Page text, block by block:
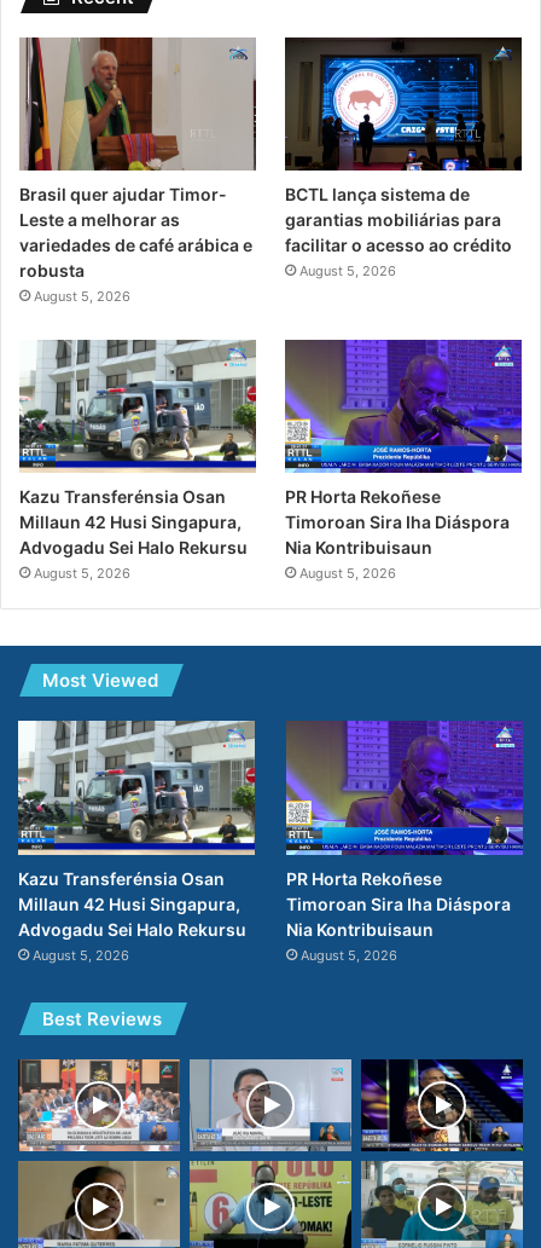
Brasil quer ajudar Timor-
Leste a melhorar as
variedades de café arábica e
robusta
August 5, 2026
BCTL lança sistema de
garantias mobiliárias para
facilitar o acesso ao crédito
August 5, 2026
Kazu Transferénsia Osan
Millaun 42 Husi Singapura,
Advogadu Sei Halo Rekursu
August 5, 2026
PR Horta Rekoñese
Timoroan Sira Iha Diáspora
Nia Kontribuisaun
August 5, 2026
Most Viewed
Kazu Transferénsia Osan
Millaun 42 Husi Singapura,
Advogadu Sei Halo Rekursu
August 5, 2026
PR Horta Rekoñese
Timoroan Sira Iha Diáspora
Nia Kontribuisaun
August 5, 2026
Best Reviews